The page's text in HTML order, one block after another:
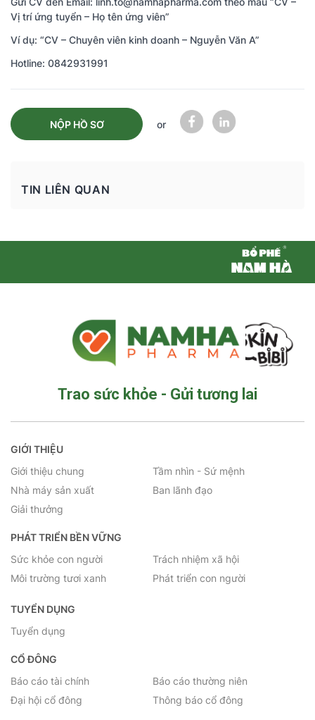
Vị trí ứng tuyển – Họ tên ứng viên”
Ví dụ: “CV – Chuyên viên kinh doanh – Nguyễn Văn A”
Hotline: 0842931991
NỘP HỒ SƠ or
TIN LIÊN QUAN
Trao sức khỏe - Gửi tương lai
GIỚI THIỆU
Giới thiệu chung
Tầm nhìn - Sứ mệnh
Nhà máy sản xuất
Ban lãnh đạo
Giải thưởng
PHÁT TRIỂN BỀN VỮNG
Sức khỏe con người
Trách nhiệm xã hội
Môi trường tươi xanh
Phát triển con người
TUYỂN DỤNG
Tuyển dụng
CỔ ĐÔNG
Báo cáo tài chính
Báo cáo thường niên
Đại hội cổ đông
Thông báo cổ đông